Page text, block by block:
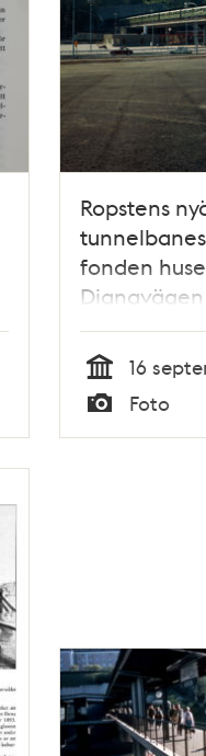
Ropstens
fonden
Tid
16
Typ
Foto